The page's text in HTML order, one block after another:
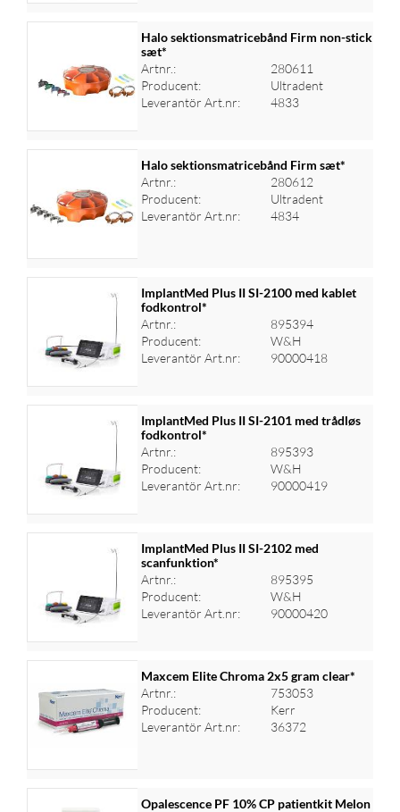
Logga in för priser
Halo sektionsmatricebånd Firm non-stick
sæt*
Artnr.:
280611
Producent:
Ultradent
Leverantör Art.nr:
4833
Logga in för priser
Halo sektionsmatricebånd Firm sæt*
Artnr.:
280612
Producent:
Ultradent
Leverantör Art.nr:
4834
Logga in för priser
ImplantMed Plus II SI-2100 med kablet
fodkontrol*
Artnr.:
895394
Producent:
W&H
Leverantör Art.nr:
90000418
Logga in för priser
ImplantMed Plus II SI-2101 med trådløs
fodkontrol*
Artnr.:
895393
Producent:
W&H
Leverantör Art.nr:
90000419
Logga in för priser
ImplantMed Plus II SI-2102 med
scanfunktion*
Artnr.:
895395
Producent:
W&H
Leverantör Art.nr:
90000420
Logga in för priser
Maxcem Elite Chroma 2x5 gram clear*
Artnr.:
753053
Producent:
Kerr
Leverantör Art.nr:
36372
Opalescence PF 10% CP patientkit Melon